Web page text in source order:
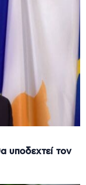
υποδεχτεί τον